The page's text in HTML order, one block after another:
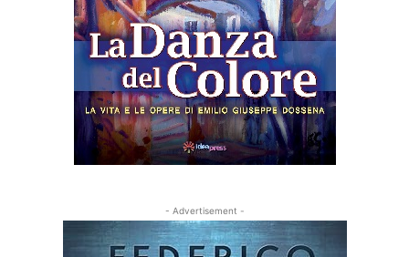
- Advertisement -